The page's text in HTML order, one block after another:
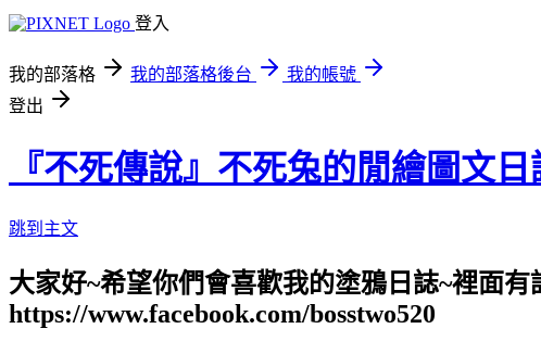
登入
我的部落格 我的部落格後台
我的帳號
登出
『不死傳說』不死兔的閒繪圖文日
跳到主文
大家好~希望你們會喜歡我的塗鴉日誌~裡面
https://www.facebook.com/bosstwo520